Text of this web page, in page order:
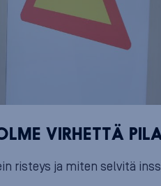
VIRHETTÄ
risteys ja miten selvitä